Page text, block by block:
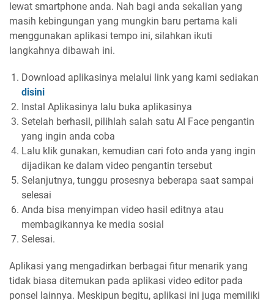
lewat smartphone anda. Nah bagi anda sekalian yang
masih kebingungan yang mungkin baru pertama kali
menggunakan aplikasi tempo ini, silahkan ikuti
langkahnya dibawah ini.
Download aplikasinya melalui link yang kami sediakan
disini
Instal Aplikasinya lalu buka aplikasinya
Setelah berhasil, pilihlah salah satu AI Face pengantin
yang ingin anda coba
Lalu klik gunakan, kemudian cari foto anda yang ingin
dijadikan ke dalam video pengantin tersebut
Selanjutnya, tunggu prosesnya beberapa saat sampai
selesai
Anda bisa menyimpan video hasil editnya atau
membagikannya ke media sosial
Selesai.
Aplikasi yang mengadirkan berbagai fitur menarik yang
tidak biasa ditemukan pada aplikasi video editor pada
ponsel lainnya. Meskipun begitu, aplikasi ini juga memiliki